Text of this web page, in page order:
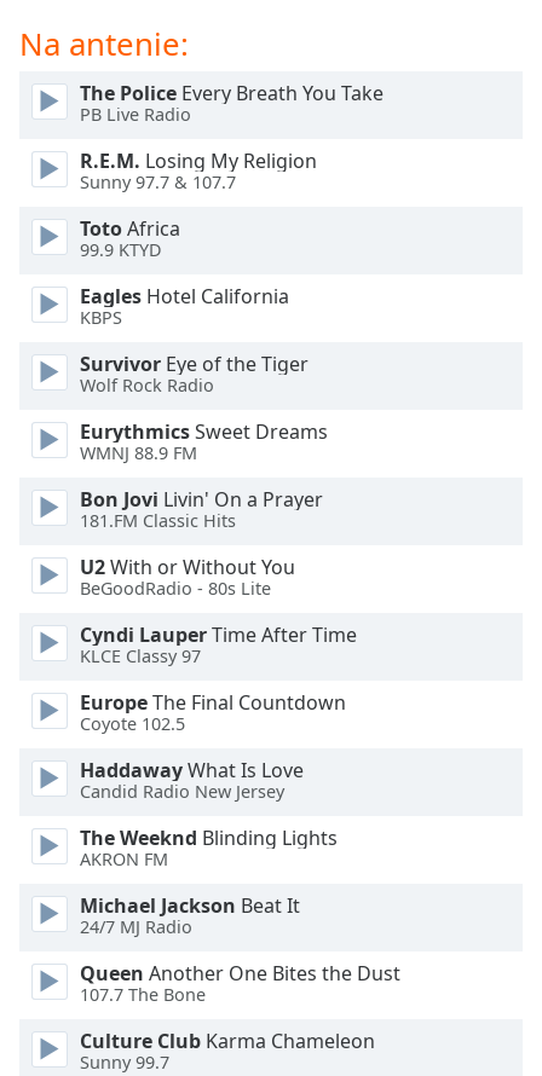
dialog
window.
Escape
cancel
and
close
Text
Color
Opacity
Text
Background
Background
Color
Opacity
Font
Size
Text
Edge
Style
Na antenie:
The Police Every Breath You Take
PB Live Radio
R.E.M. Losing My Religion
Sunny 97.7 & 107.7
TotoAfrica
99.9 KTYD
Eagles Hotel California
KBPS
Survivor Eye of the Tiger
Wolf Rock Radio
EurythmicsSweet Dreams
WMNJ 88.9 FM
Bon Jovi Livin' On a Prayer
181.FM Classic Hits
U2With or Without You
BeGoodRadio - 80s Lite
Cyndi LauperTime After Time
KLCE Classy 97
EuropeThe Final Countdown
Coyote 102.5
HaddawayWhat Is Love
Candid Radio New Jersey
The Weeknd Blinding Lights
AKRON FM
Michael Jackson Beat It
24/7 MJ Radio
Queen Another One Bites the Dust
107.7 The Bone
Culture Club Karma Chameleon
Sunny 99.7